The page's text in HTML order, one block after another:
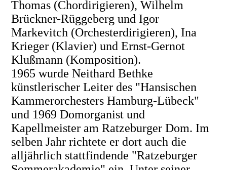
Thomas (Chordirigieren), Wilhelm
Brückner-Rüggeberg und Igor
Markevitch (Orchesterdirigieren), Ina
Krieger (Klavier) und Ernst-Gernot
Klußmann (Komposition).
1965 wurde Neithard Bethke
künstlerischer Leiter des "Hansischen
Kammerorchesters Hamburg-Lübeck"
und 1969 Domorganist und
Kapellmeister am Ratzeburger Dom. Im
selben Jahr richtete er dort auch die
alljährlich stattfindende "Ratzeburger